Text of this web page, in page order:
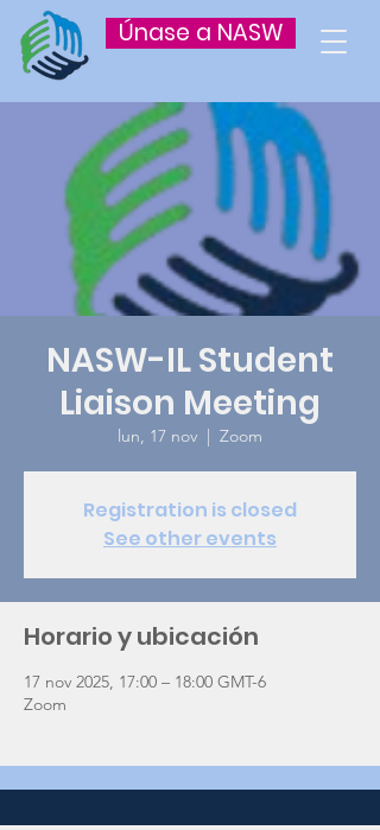
Únase a NASW
NASW-IL Student
Liaison Meeting
lun, 17 nov
  |
Zoom
Registration is closed
See other events
Horario y ubicación
17 nov 2025, 17:00 – 18:00 GMT-6
Zoom